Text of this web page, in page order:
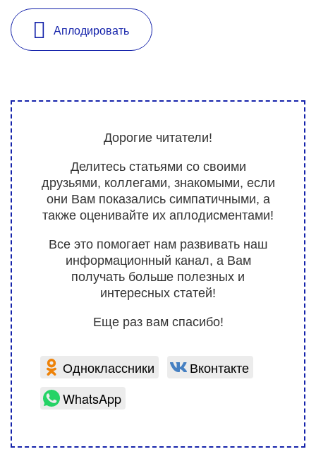
Аплодировать
Дорогие читатели!
Делитесь статьями со своими
друзьями, коллегами, знакомыми, если
они Вам показались симпатичными, а
также оценивайте их аплодисментами!
Все это помогает нам развивать наш
информационный канал, а Вам
получать больше полезных и
интересных статей!
Еще раз вам спасибо!
Одноклассники
Вконтакте
WhatsApp